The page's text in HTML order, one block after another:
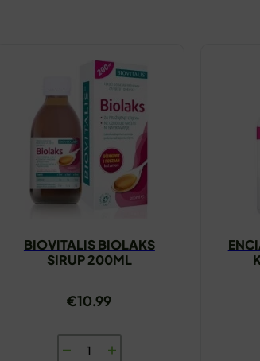
BIOVITALIS BIOLAKS
SIRUP 200ML
€10.99
BIOVITALIS